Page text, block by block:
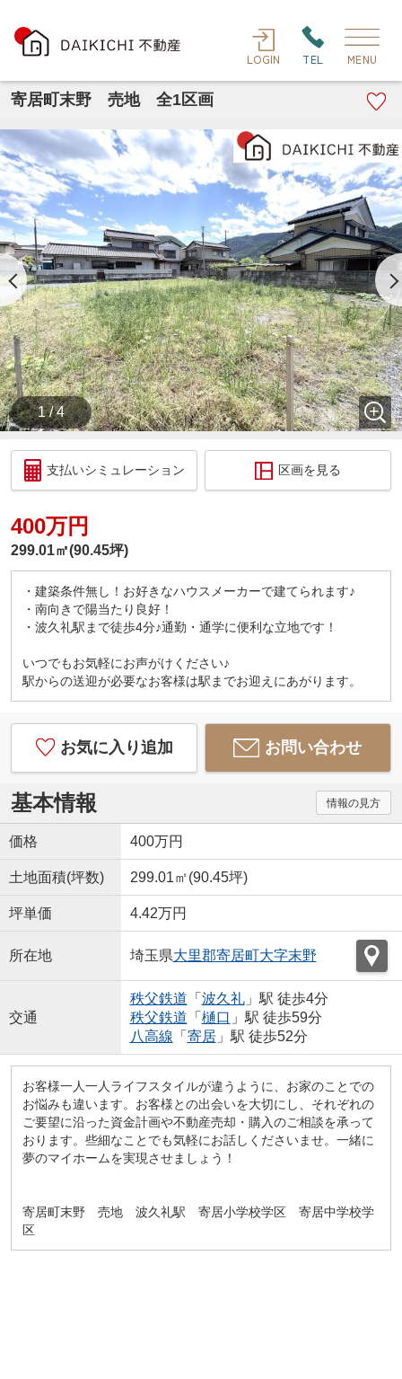
LOGIN TEL MENU
寄居町末野 売地 全1区画
1 / 4
支払いシミュレーション 区画を見る
400万円
299.01㎡(90.45坪)
・建築条件無し！お好きなハウスメーカーで建てられます♪
・南向きで陽当たり良好！
・波久礼駅まで徒歩4分♪通勤・通学に便利な立地です！
いつでもお気軽にお声がけください♪
駅からの送迎が必要なお客様は駅までお迎えにあがります。
お気に入り追加 お問い合わせ
基本情報 情報の見方
価格 400万円
土地面積(坪数) 299.01㎡(90.45坪)
坪単価 4.42万円
所在地 埼玉県大里郡寄居町大字末野
交通
秩父鉄道 「 波久礼」駅 徒歩4分
秩父鉄道 「 樋口 」駅 徒歩59分
八高線 「 寄居」駅 徒歩52分
お客様一人一人ライフスタイルが違うように、お家のことでの
お悩みも違います。お客様との出会いを大切にし、それぞれの
ご要望に沿った資金計画や不動産売却・購入のご相談を承って
おります。些細なことでも気軽にお話しくださいませ。一緒に
夢のマイホームを実現させましょう！
寄居町末野 売地 波久礼駅 寄居小学校学区 寄居中学校学
区